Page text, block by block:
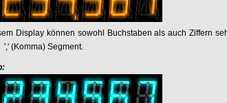
Display können sowohl Buchstaben als auch Ziffern
(Komma) Segment.